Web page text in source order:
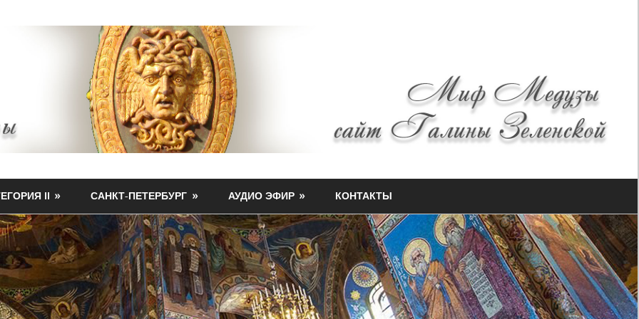
II САНКТ-ПЕТЕРБУРГ АУДИО ЭФИР КОНТАКТЫ